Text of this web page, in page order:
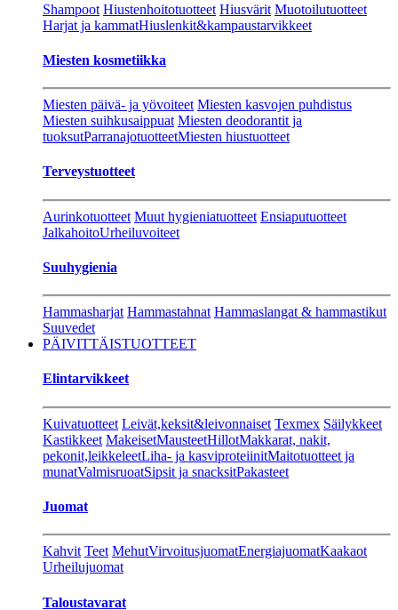
Shampoot Hiustenhoitotuotteet Hiusvärit Muotoilutuotteet
Harjat ja kammatHiuslenkit&kampaustarvikkeet
Miesten kosmetiikka
Miesten päivä- ja yövoiteet Miesten kasvojen puhdistus
Miesten suihkusaippuat Miesten deodorantit ja
tuoksutParranajotuotteetMiesten hiustuotteet
Terveystuotteet
Aurinkotuotteet Muut hygieniatuotteet Ensiaputuotteet
JalkahoitoUrheiluvoiteet
Suuhygienia
Hammasharjat Hammastahnat Hammaslangat & hammastikut
Suuvedet
PÄIVITTÄISTUOTTEET
Elintarvikkeet
Kuivatuotteet Leivät,keksit&leivonnaiset Texmex Säilykkeet
Kastikkeet MakeisetMausteetHillotMakkarat, nakit,
pekonit,leikkeleetLiha- ja kasviproteiinitMaitotuotteet ja
munatValmisruoatSipsit ja snacksitPakasteet
Juomat
Kahvit Teet MehutVirvoitusjuomatEnergiajuomatKaakaot
Urheilujuomat
Taloustavarat